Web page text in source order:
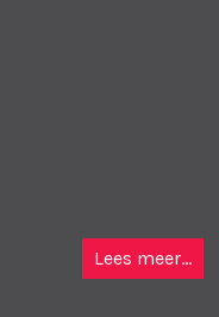
Lees meer...